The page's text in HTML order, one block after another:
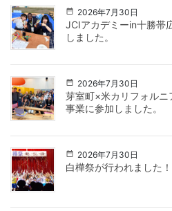
2026年7月30日
JCIアカデミーin十勝帯
しました。
2026年7月30日
芽室町×米カリフォル
事業に参加しました。
2026年7月30日
白樺祭が行われました！